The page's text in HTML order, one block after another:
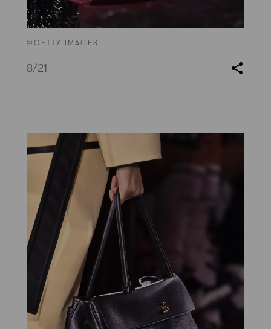
©GETTY IMAGES
8/21